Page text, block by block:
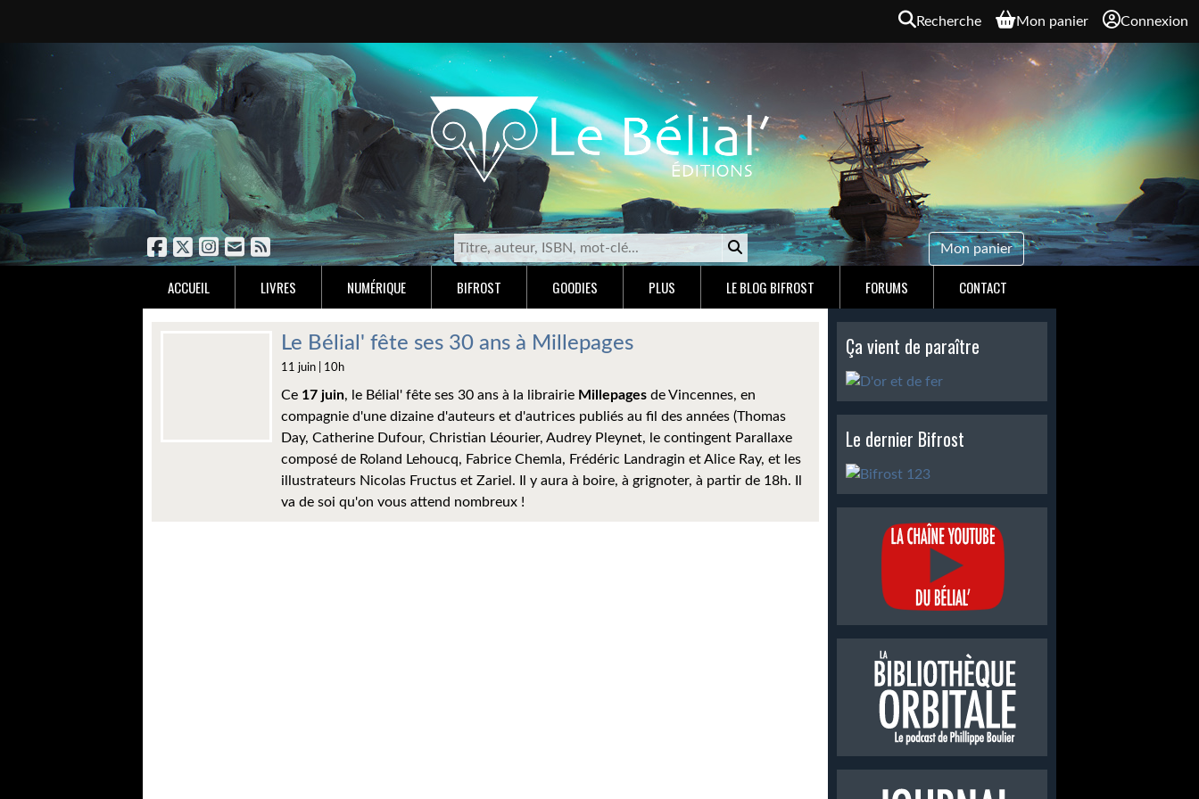
Recherche Mon panier Connexion
Mon panier
ACCUEIL LIVRES NUMÉRIQUE BIFROST GOODIES PLUS LE BLOG BIFROST FORUMS CONTACT
Le Bélial' fête ses 30 ans à Millepages
11 juin | 10h
Ce 17 juin, le Bélial' fête ses 30 ans à la librairie Millepages de Vincennes, en
compagnie d'une dizaine d'auteurs et d'autrices publiés au fil des années (Thomas
Day, Catherine Dufour, Christian Léourier, Audrey Pleynet, le contingent Parallaxe
composé de Roland Lehoucq, Fabrice Chemla, Frédéric Landragin et Alice Ray, et les
illustrateurs Nicolas Fructus et Zariel. Il y aura à boire, à grignoter, à partir de 18h. Il
va de soi qu'on vous attend nombreux !
Ça vient de paraître
Le dernier Bifrost